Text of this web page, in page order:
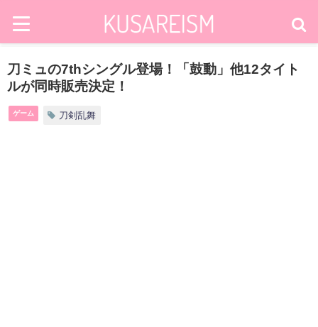
刀ミュの7thシングル登場！「鼓動」他12タイト
ルが同時販売決定！
ゲーム 刀剣乱舞